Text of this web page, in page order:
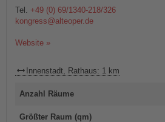
Tel. +49 (0) 69/1340-218/326
kongress@alteoper.de
Website »
Innenstadt, Rathaus: 1 km
Anzahl Räume
Größter Raum (qm)